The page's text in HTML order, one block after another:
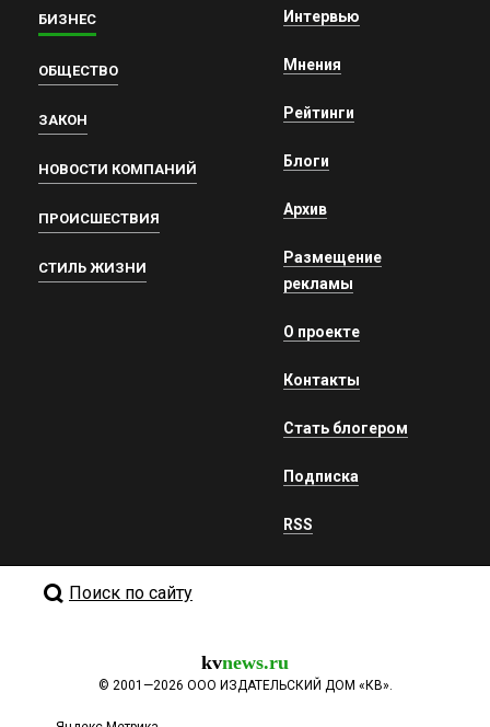
БИЗНЕС
ОБЩЕСТВО
ЗАКОН
НОВОСТИ КОМПАНИЙ
ПРОИСШЕСТВИЯ
СТИЛЬ ЖИЗНИ
Интервью
Мнения
Рейтинги
Блоги
Архив
Размещение
рекламы
О проекте
Контакты
Стать блогером
Подписка
RSS
Поиск по сайту
kvnews.ru
© 2001—2026 ООО ИЗДАТЕЛЬСКИЙ ДОМ «КВ».